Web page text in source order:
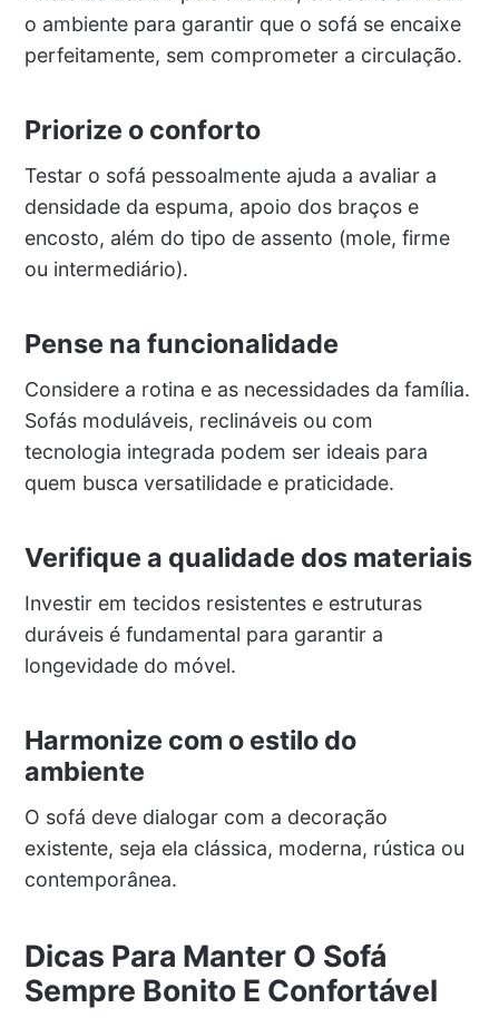
o ambiente para garantir que o sofá se encaixe
perfeitamente, sem comprometer a circulação.
Priorize o conforto
Testar o sofá pessoalmente ajuda a avaliar a
densidade da espuma, apoio dos braços e
encosto, além do tipo de assento (mole, firme
ou intermediário).
Pense na funcionalidade
Considere a rotina e as necessidades da família.
Sofás moduláveis, reclináveis ou com
tecnologia integrada podem ser ideais para
quem busca versatilidade e praticidade.
Verifique a qualidade dos materiais
Investir em tecidos resistentes e estruturas
duráveis é fundamental para garantir a
longevidade do móvel.
Harmonize com o estilo do
ambiente
O sofá deve dialogar com a decoração
existente, seja ela clássica, moderna, rústica ou
contemporânea.
Dicas Para Manter O Sofá
Sempre Bonito E Confortável